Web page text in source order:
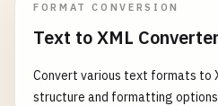
FORMAT CONVERSION
Text to XML Converter
Convert various text formats to
structure and formatting options